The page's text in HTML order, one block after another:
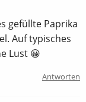
gefüllte Paprika
Auf typisches
Lust 😀
Antworten